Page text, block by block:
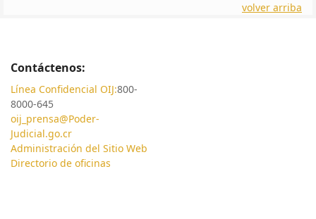
volver arriba
Contáctenos:
Línea Confidencial OIJ:800-
8000-645
oij_prensa@Poder-
Judicial.go.cr
Administración del Sitio Web
Directorio de oficinas